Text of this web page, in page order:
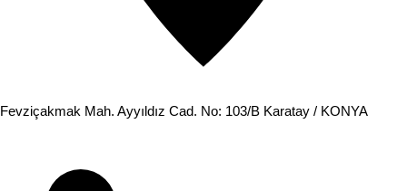
Fevziçakmak Mah. Ayyıldız Cad. No: 103/B Karatay / KONYA